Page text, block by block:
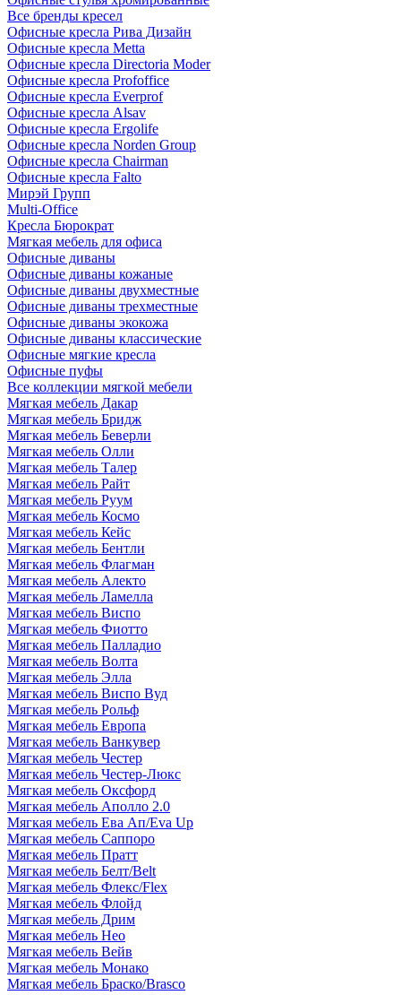
Все бренды кресел
Офисные кресла Рива Дизайн
Офисные кресла Metta
Офисные кресла Directoria Moder
Офисные кресла Profoffice
Офисные кресла Everprof
Офисные кресла Alsav
Офисные кресла Ergolife
Офисные кресла Norden Group
Офисные кресла Chairman
Офисные кресла Falto
Мирэй Групп
Multi-Office
Кресла Бюрократ
Мягкая мебель для офиса
Офисные диваны
Офисные диваны кожаные
Офисные диваны двухместные
Офисные диваны трехместные
Офисные диваны экокожа
Офисные диваны классические
Офисные мягкие кресла
Офисные пуфы
Все коллекции мягкой мебели
Мягкая мебель Дакар
Мягкая мебель Бридж
Мягкая мебель Беверли
Мягкая мебель Олли
Мягкая мебель Талер
Мягкая мебель Райт
Мягкая мебель Руум
Мягкая мебель Космо
Мягкая мебель Кейс
Мягкая мебель Бентли
Мягкая мебель Флагман
Мягкая мебель Алекто
Мягкая мебель Ламелла
Мягкая мебель Виспо
Мягкая мебель Фиотто
Мягкая мебель Палладио
Мягкая мебель Волта
Мягкая мебель Элла
Мягкая мебель Виспо Вуд
Мягкая мебель Рольф
Мягкая мебель Европа
Мягкая мебель Ванкувер
Мягкая мебель Честер
Мягкая мебель Честер-Люкс
Мягкая мебель Оксфорд
Мягкая мебель Аполло 2.0
Мягкая мебель Ева Ап/Eva Up
Мягкая мебель Саппоро
Мягкая мебель Пратт
Мягкая мебель Белт/Belt
Мягкая мебель Флекс/Flex
Мягкая мебель Флойд
Мягкая мебель Дрим
Мягкая мебель Нео
Мягкая мебель Вейв
Мягкая мебель Монако
Мягкая мебель Браско/Brasco